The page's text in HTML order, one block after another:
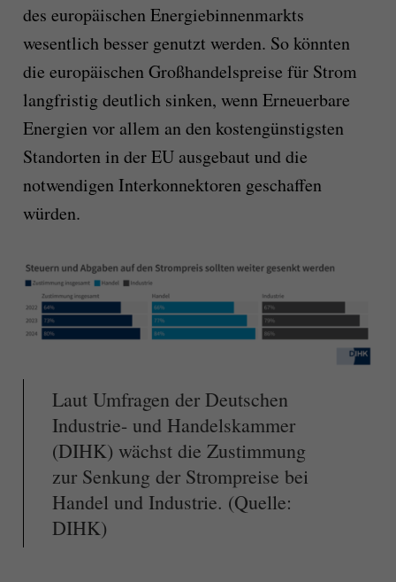
des europäischen Energiebinnenmarkts
wesentlich besser genutzt werden. So könnten
die europäischen Großhandelspreise für Strom
langfristig deutlich sinken, wenn Erneuerbare
Energien vor allem an den kostengünstigsten
Standorten in der EU ausgebaut und die
notwendigen Interkonnektoren geschaffen
würden.
Laut Umfragen der Deutschen
Industrie- und Handelskammer
(DIHK) wächst die Zustimmung
zur Senkung der Strompreise bei
Handel und Industrie. (Quelle:
DIHK)